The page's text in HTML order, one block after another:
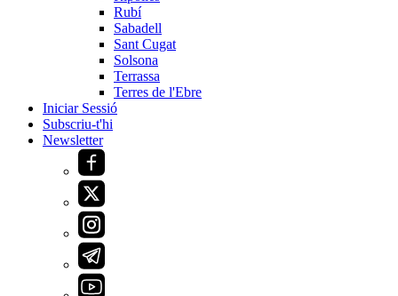
Rubí
Sabadell
Sant Cugat
Solsona
Terrassa
Terres de l'Ebre
Iniciar Sessió
Subscriu-t'hi
Newsletter